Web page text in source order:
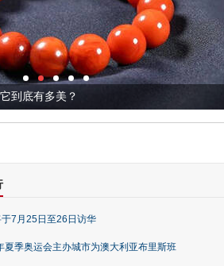
到底有多美？
7月25日至26日访华
夏季奥运会主办城市为澳大利亚布里斯班